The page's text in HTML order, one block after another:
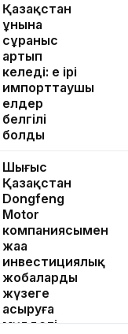
Қазақстан
ұнына
сұраныс
артып
келеді: ең ірі
импорттаушы
елдер
белгілі
болды
Шығыс
Қазақстан
Dongfeng
Motor
компаниясымен
жаңа
инвестициялық
жобаларды
жүзеге
асыруға
мүдделі